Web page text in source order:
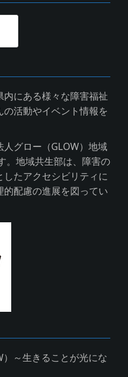
にある様々な障害福祉
活動やイベント情報を
グロー（GLOW）地域
。地域共生部は、障害の
たアクセシビリティに
配慮の進展を図ってい
～生きることが光にな